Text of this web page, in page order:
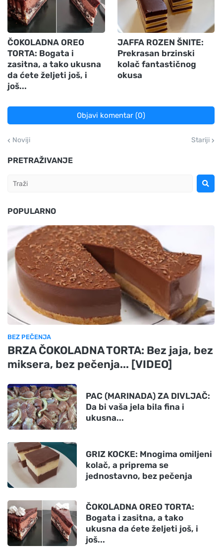
ČOKOLADNA OREO
TORTA: Bogata i
zasitna, a tako ukusna
da ćete željeti još, i
još...
JAFFA ROZEN ŠNITE:
Prekrasan brzinski
kolač fantastičnog
okusa
Objavi komentar (0)
Noviji Stariji
PRETRAŽIVANJE
POPULARNO
BEZ PEČENJA
BRZA ČOKOLADNA TORTA: Bez jaja, bez
miksera, bez pečenja... [VIDEO]
PAC (MARINADA) ZA DIVLJAČ:
Da bi vaša jela bila fina i
ukusna...
GRIZ KOCKE: Mnogima omiljeni
kolač, a priprema se
jednostavno, bez pečenja
ČOKOLADNA OREO TORTA:
Bogata i zasitna, a tako
ukusna da ćete željeti još, i
još...